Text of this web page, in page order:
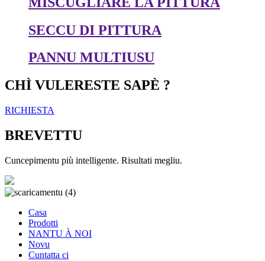
SECCU DI PITTURA
PANNU MULTIUSU
CHÌ VULERESTE SAPÈ ?
RICHIESTA
BREVETTU
Cuncepimentu più intelligente. Risultati megliu.
Casa
Prodotti
NANTU À NOI
Novu
Cuntatta ci